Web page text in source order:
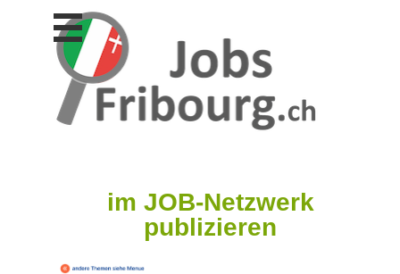
inserieren
im JOB-Netzwerk
publizieren